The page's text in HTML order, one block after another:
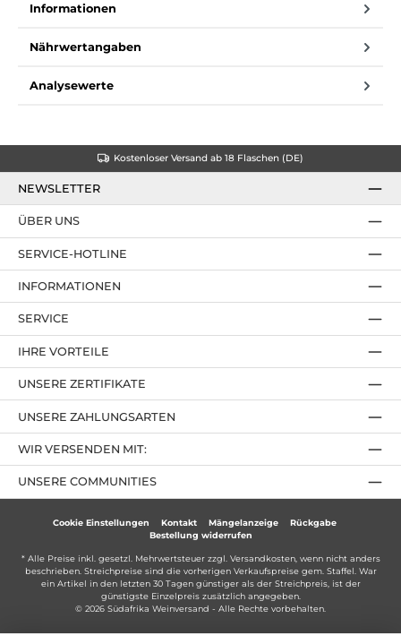
Informationen
Nährwertangaben
Analysewerte
Kostenloser Versand ab 18 Flaschen (DE)
NEWSLETTER
SERVICE-HOTLINE
IHRE VORTEILE
UNSERE ZAHLUNGSARTEN
ÜBER UNS
UNSERE ZERTIFIKATE
INFORMATIONEN
SERVICE
UNSERE COMMUNITIES
WIR VERSENDEN MIT:
Cookie Einstellungen Kontakt Mängelanzeige
Rückgabe
Bestellung widerrufen
* Alle Preise inkl. gesetzl. Mehrwertsteuer zzgl. Versandkosten, wenn nicht anders
beschrieben. Streichpreise sind die vorherigen Verkaufspreise gem. Staffel. War
ein Artikel in den letzten 30 Tagen günstiger als der Streichpreis, ist der
günstigste Einzelpreis zusätzlich angegeben.
© 2026 Südafrika Weinversand - Alle Rechte vorbehalten.